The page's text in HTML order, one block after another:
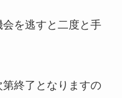
を逃すと二度と手
終了となりますの